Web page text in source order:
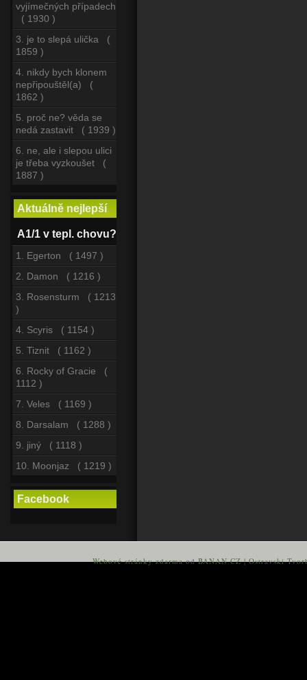
vyjímečných případech
( 1930 )
3. je to slepá ulička (
1859 )
4. nikdy bych klonem
nepřipouštěl(a) (
1862 )
5. proč ne? věda se
nedá zastavit ( 1939 )
6. ne, ale i slepou ulici
je třeba vyzkoušet (
1887 )
Aktuálně nejlepší
A1/1 v tepl. chovu?
1. Egerton ( 1497 )
2. Damon ( 1216 )
3. Rosensturm ( 1213
)
4. Scyris ( 1154 )
5. Tiznit ( 1162 )
6. Rocky of Gracie (
1112 )
7. Veles ( 1169 )
8. Darsalam ( 1288 )
9. jiný ( 1118 )
10. Moonjaz ( 1219 )
Facebook
Webové stránky zdarmaodBANAN.CZ|Ostravski